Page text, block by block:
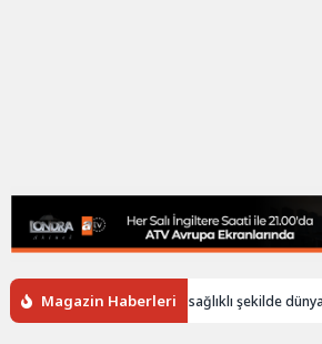
Magazin Haberleri
ölen annenin bebeği sağlıklı şekilde dünyaya